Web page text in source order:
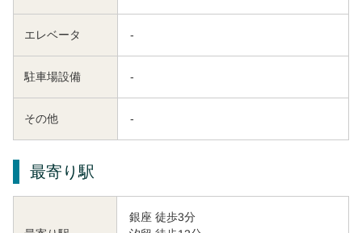
エレベータ -
駐車場設備 -
その他 -
最寄り駅
銀座 徒歩3分